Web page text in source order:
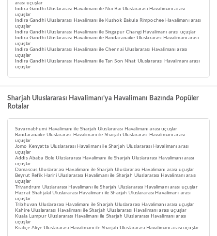
arası uçuşlar
Indira Gandhi Uluslararası Havalimanı ile Noi Bai Uluslararası Havalimanı arası
uçuşlar
Indira Gandhi Uluslararası Havalimanı ile Kushok Bakula Rimpochee Havalimanı arası
uçuşlar
Indira Gandhi Uluslararası Havalimanı ile Singapur Changi Havalimanı arası uçuşlar
Indira Gandhi Uluslararası Havalimanı ile Bandaranaike Uluslararası Havalimanı arası
uçuşlar
Indira Gandhi Uluslararası Havalimanı ile Chennai Uluslararası Havalimanı arası
uçuşlar
Indira Gandhi Uluslararası Havalimanı ile Tan Son Nhat Uluslararası Havalimanı arası
uçuşlar
Sharjah Uluslararası Havalimanı’ya Havalimanı Bazında Popüler
Rotalar
Suvarnabhumi Havalimanı ile Sharjah Uluslararası Havalimanı arası uçuşlar
Bandaranaike Uluslararası Havalimanı ile Sharjah Uluslararası Havalimanı arası
uçuşlar
Jomo Kenyatta Uluslararası Havalimanı ile Sharjah Uluslararası Havalimanı arası
uçuşlar
Addis Ababa Bole Uluslararası Havalimanı ile Sharjah Uluslararası Havalimanı arası
uçuşlar
Damascus Uluslararası Havalimanı ile Sharjah Uluslararası Havalimanı arası uçuşlar
Beyrut Refik Hariri Uluslararası Havalimanı ile Sharjah Uluslararası Havalimanı arası
uçuşlar
Trivandrum Uluslararası Havalimanı ile Sharjah Uluslararası Havalimanı arası uçuşlar
Hazrat Shahjalal Uluslararası Havalimanı ile Sharjah Uluslararası Havalimanı arası
uçuşlar
Tribhuvan Uluslararası Havalimanı ile Sharjah Uluslararası Havalimanı arası uçuşlar
Kahire Uluslararası Havalimanı ile Sharjah Uluslararası Havalimanı arası uçuşlar
Kuala Lumpur Uluslararası Havalimanı ile Sharjah Uluslararası Havalimanı arası
uçuşlar
Kraliçe Aliye Uluslararası Havalimanı ile Sharjah Uluslararası Havalimanı arası uçuşlar